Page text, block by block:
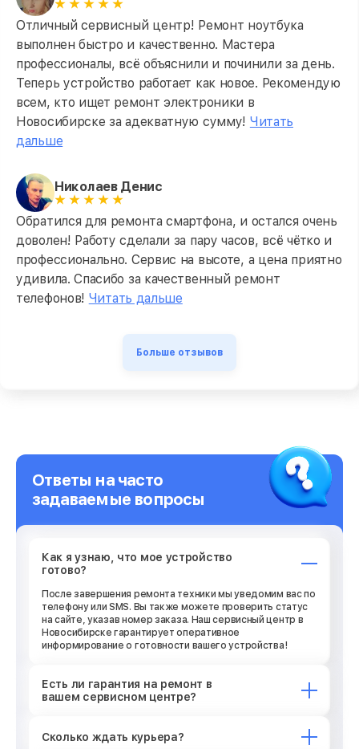
Отличный сервисный центр! Ремонт ноутбука
выполнен быстро и качественно. Мастера
профессионалы, всё объяснили и починили за день.
Теперь устройство работает как новое. Рекомендую
всем, кто ищет ремонт электроники в
Новосибирске за адекватную сумму! Читать
дальше
Николаев Денис
Обратился для ремонта смартфона, и остался очень
доволен! Работу сделали за пару часов, всё чётко и
профессионально. Сервис на высоте, а цена приятно
удивила. Спасибо за качественный ремонт
телефонов! Читать дальше
Больше отзывов
Ответы на часто
задаваемые вопросы
Как я узнаю, что мое устройство
готово?
После завершения ремонта техники мы уведомим вас по
телефону или SMS. Вы также можете проверить статус
на сайте, указав номер заказа. Наш сервисный центр в
Новосибирске гарантирует оперативное
информирование о готовности вашего устройства!
Есть ли гарантия на ремонт в
вашем сервисном центре?
Сколько ждать курьера?